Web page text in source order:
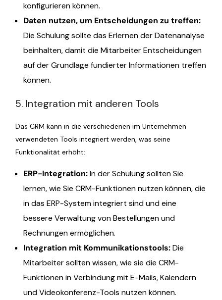
konfigurieren können.
Daten nutzen, um Entscheidungen zu treffen:
Die Schulung sollte das Erlernen der Datenanalyse
beinhalten, damit die Mitarbeiter Entscheidungen
auf der Grundlage fundierter Informationen treffen
können.
5. Integration mit anderen Tools
Das CRM kann in die verschiedenen im Unternehmen
verwendeten Tools integriert werden, was seine
Funktionalität erhöht:
ERP-Integration:In der Schulung sollten Sie
lernen, wie Sie CRM-Funktionen nutzen können, die
in das ERP-System integriert sind und eine
bessere Verwaltung von Bestellungen und
Rechnungen ermöglichen.
Integration mit Kommunikationstools:Die
Mitarbeiter sollten wissen, wie sie die CRM-
Funktionen in Verbindung mit E-Mails, Kalendern
und Videokonferenz-Tools nutzen können.